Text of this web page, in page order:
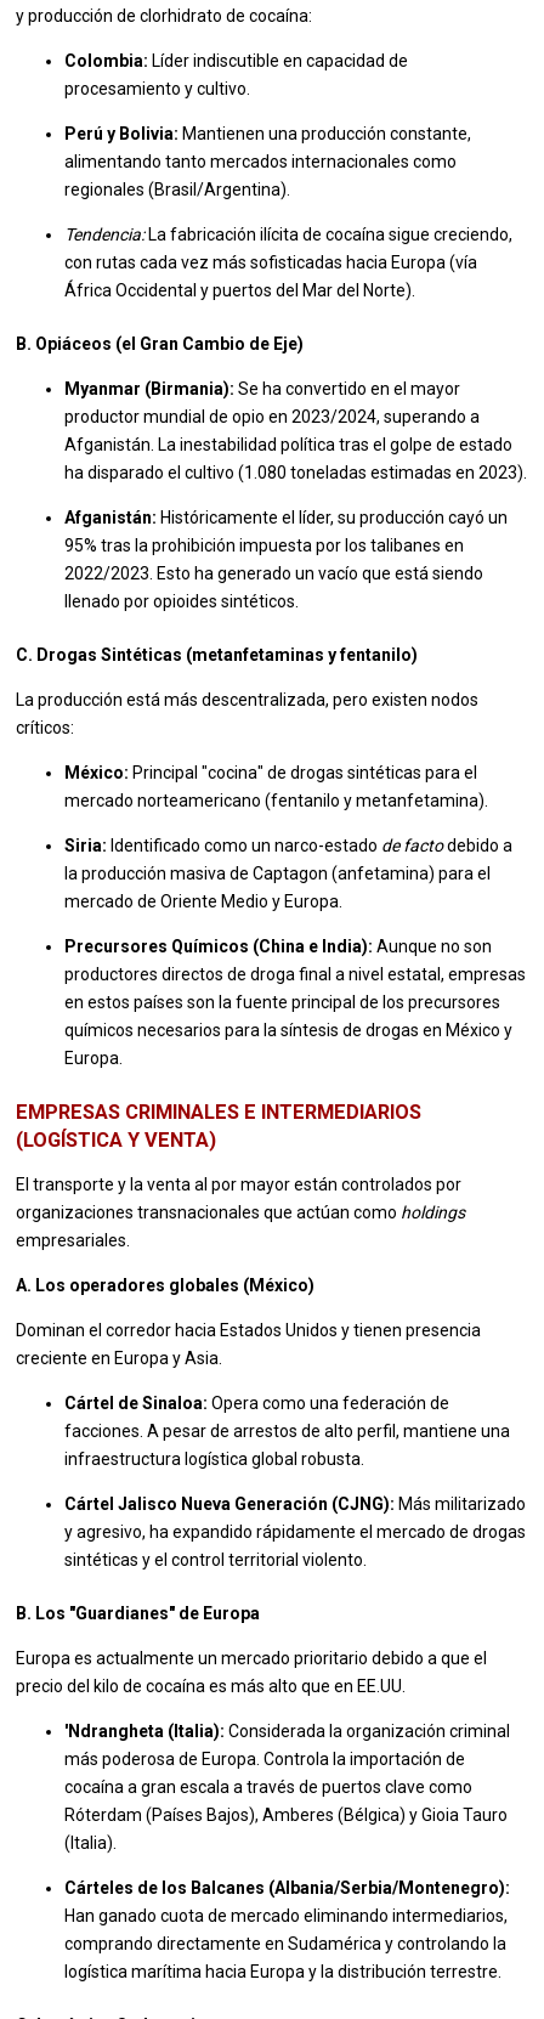
y producción de clorhidrato de cocaína:
Colombia: Líder indiscutible en capacidad de
procesamiento y cultivo.
Perú y Bolivia: Mantienen una producción constante,
alimentando tanto mercados internacionales como
regionales (Brasil/Argentina).
Tendencia:La fabricación ilícita de cocaína sigue creciendo,
con rutas cada vez más sofisticadas hacia Europa (vía
África Occidental y puertos del Mar del Norte).
B. Opiáceos (el Gran Cambio de Eje)
Myanmar (Birmania): Se ha convertido en el mayor
productor mundial de opio en 2023/2024, superando a
Afganistán. La inestabilidad política tras el golpe de estado
ha disparado el cultivo (1.080 toneladas estimadas en 2023).
Afganistán: Históricamente el líder, su producción cayó un
95% tras la prohibición impuesta por los talibanes en
2022/2023. Esto ha generado un vacío que está siendo
llenado por opioides sintéticos.
C. Drogas Sintéticas (metanfetaminas y fentanilo)
La producción está más descentralizada, pero existen nodos
críticos:
México: Principal "cocina" de drogas sintéticas para el
mercado norteamericano (fentanilo y metanfetamina).
Siria: Identificado como un narco-estado de factodebido a
la producción masiva de Captagon (anfetamina) para el
mercado de Oriente Medio y Europa.
Precursores Químicos (China e India): Aunque no son
productores directos de droga final a nivel estatal, empresas
en estos países son la fuente principal de los precursores
químicos necesarios para la síntesis de drogas en México y
Europa.
EMPRESAS CRIMINALES E INTERMEDIARIOS
(LOGÍSTICA Y VENTA)
El transporte y la venta al por mayor están controlados por
organizaciones transnacionales que actúan como holdings
empresariales.
A. Los operadores globales (México)
Dominan el corredor hacia Estados Unidos y tienen presencia
creciente en Europa y Asia.
Cártel de Sinaloa: Opera como una federación de
facciones. A pesar de arrestos de alto perfil, mantiene una
infraestructura logística global robusta.
Cártel Jalisco Nueva Generación (CJNG): Más militarizado
y agresivo, ha expandido rápidamente el mercado de drogas
sintéticas y el control territorial violento.
B. Los "Guardianes" de Europa
Europa es actualmente un mercado prioritario debido a que el
precio del kilo de cocaína es más alto que en EE.UU.
'Ndrangheta (Italia): Considerada la organización criminal
más poderosa de Europa. Controla la importación de
cocaína a gran escala a través de puertos clave como
Róterdam (Países Bajos), Amberes (Bélgica) y Gioia Tauro
(Italia).
Cárteles de los Balcanes (Albania/Serbia/Montenegro):
Han ganado cuota de mercado eliminando intermediarios,
comprando directamente en Sudamérica y controlando la
logística marítima hacia Europa y la distribución terrestre.